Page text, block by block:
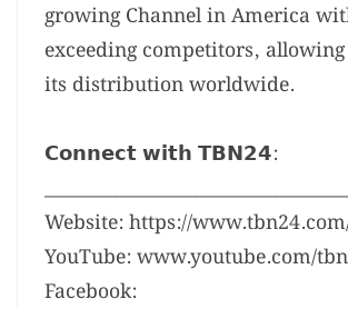
growing Channel in America
exceeding competitors,
its distribution worldwide.
𝗖𝗼𝗻𝗻𝗲𝗰𝘁 𝘄𝗶𝘁𝗵 𝗧𝗕𝗡𝟮𝟰:
Website: https://
YouTube: www.youtube.com/
Facebook: